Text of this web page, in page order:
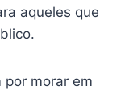
aqueles que
por morar em